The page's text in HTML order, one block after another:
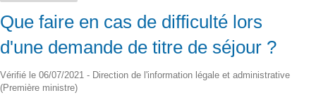
Que faire en cas de difficulté lors
d'une demande de titre de séjour ?
Vérifié le 06/07/2021 - Direction de l'information légale et administrative
(Première ministre)